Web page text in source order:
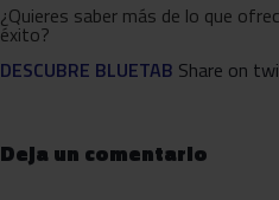
¿Quieres saber más de lo que
éxito?
DESCUBRE BLUETAB Share on
Deja un comentario